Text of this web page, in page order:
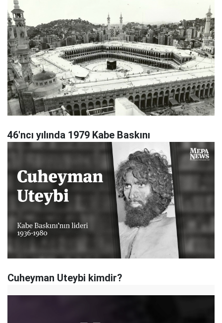
46'ncı yılında 1979 Kabe Baskını
Cuheyman Uteybi kimdir?